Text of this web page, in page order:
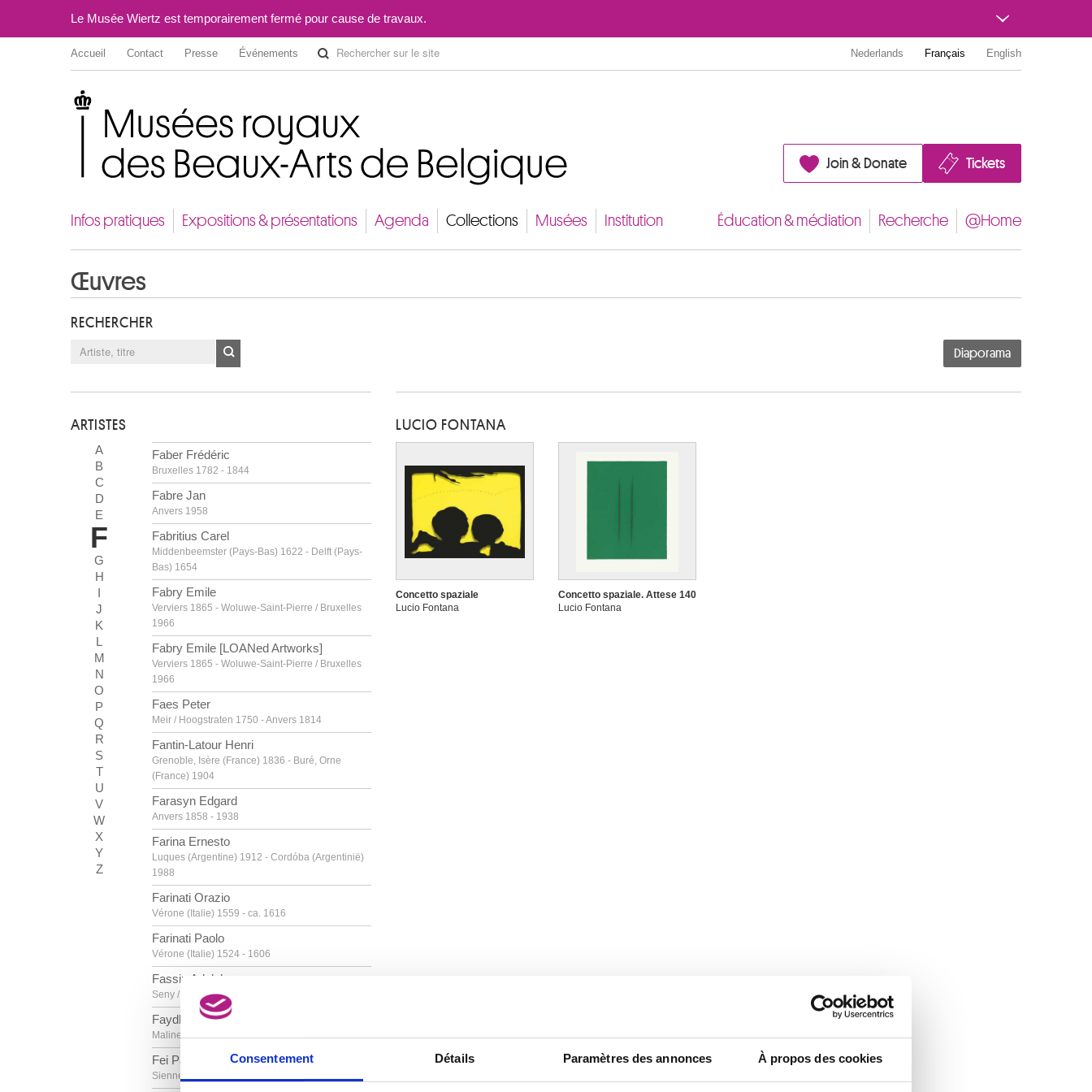
Consentement Détails Paramètres des annonces À propos des cookies
Le Musée Wiertz est temporairement fermé pour cause de travaux.
Accueil Contact Presse Événements Nederlands Français English
Join & Donate Tickets
Infos pratiques Expositions & présentations Agenda Collections Musées Institution Éducation & médiation Recherche @Home
Œuvres
RECHERCHER
ARTISTES
A
B
C
D
E
F
G
H
I
J
K
L
M
N
O
P
Q
R
S
T
U
V
W
X
Y
Z
Faber Frédéric
Bruxelles 1782 - 1844
Fabre Jan
Anvers 1958
Fabritius Carel
Middenbeemster (Pays-Bas) 1622 - Delft (Pays-
Bas) 1654
Fabry Emile
Verviers 1865 - Woluwe-Saint-Pierre / Bruxelles
1966
Fabry Emile [LOANed Artworks]
Verviers 1865 - Woluwe-Saint-Pierre / Bruxelles
1966
Faes Peter
Meir / Hoogstraten 1750 - Anvers 1814
Fantin-Latour Henri
Grenoble, Isère (France) 1836 - Buré, Orne
(France) 1904
Farasyn Edgard
Anvers 1858 - 1938
Farina Ernesto
Luques (Argentine) 1912 - Cordóba (Argentinië)
1988
Farinati Orazio
Vérone (Italie) 1559 - ca. 1616
Farinati Paolo
Vérone (Italie) 1524 - 1606
Fassin Adolphe
Seny / Liège 1828 - Bruxelles 1900
Faydherbe Lucas
Malines 1617 - 1697
Fei Paolo di Giovanni
Sienne (Italie) vers 1340 - 1411
Diaporama
LUCIO FONTANA
Concetto spaziale
Lucio Fontana
Concetto spaziale. Attese 140
Lucio Fontana